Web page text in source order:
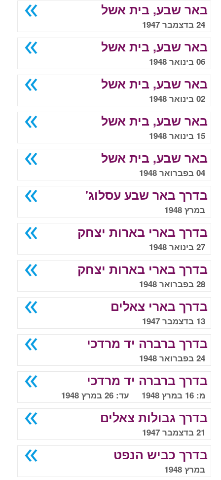
באר שבע, בית אשל
24 בדצמבר 1947
באר שבע, בית אשל
06 בינואר 1948
באר שבע, בית אשל
02 בינואר 1948
באר שבע, בית אשל
15 בינואר 1948
באר שבע, בית אשל
04 בפברואר 1948
בדרך באר שבע עסלוג'
במרץ 1948
בדרך בארי בארות יצחק
27 בינואר 1948
בדרך בארי בארות יצחק
28 בפברואר 1948
בדרך בארי צאלים
13 בדצמבר 1947
בדרך ברברה יד מרדכי
24 בפברואר 1948
בדרך ברברה יד מרדכי
מ: 16 במרץ 1948 עד: 26 במרץ 1948
בדרך גבולות צאלים
21 בדצמבר 1947
בדרך כביש הנפט
במרץ 1948